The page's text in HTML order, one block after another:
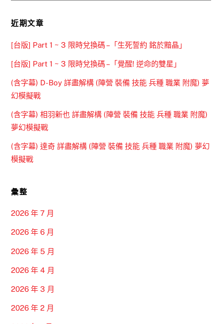
近期文章
[台版] Part 1 ~ 3 限時兌換碼 –「生死誓約 銘於黯晶」
[台版] Part 1 ~ 3 限時兌換碼 –「覺醒! 逆命的雙星」
(含字幕) D-Boy 詳盡解構 (陣營 裝備 技能 兵種 職業 附魔) 夢
幻模擬戰
(含字幕) 相羽新也 詳盡解構 (陣營 裝備 技能 兵種 職業 附魔)
夢幻模擬戰
(含字幕) 達奇 詳盡解構 (陣營 裝備 技能 兵種 職業 附魔) 夢幻
模擬戰
彙整
2026 年 7 月
2026 年 6 月
2026 年 5 月
2026 年 4 月
2026 年 3 月
2026 年 2 月